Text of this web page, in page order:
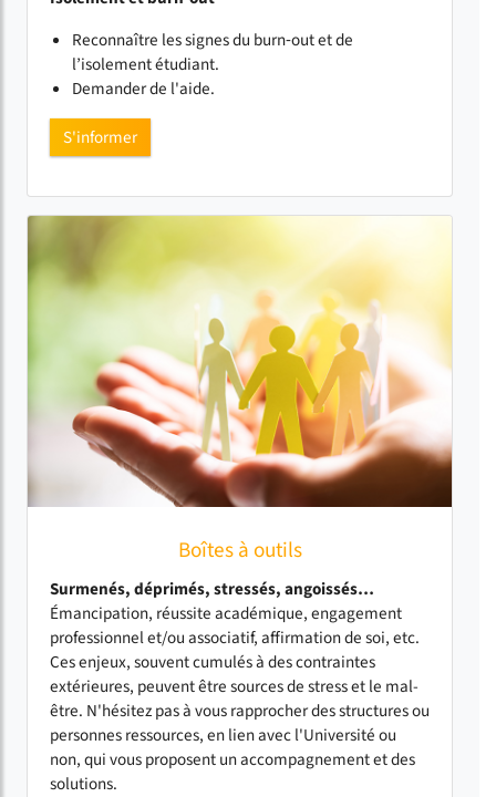
Reconnaître les signes du burn‑out et de
l’isolement étudiant.
Demander de l'aide.
S'informer
Boîtes à outils
Surmenés, déprimés, stressés, angoissés…
Émancipation, réussite académique, engagement
professionnel et/ou associatif, affirmation de soi, etc.
Ces enjeux, souvent cumulés à des contraintes
extérieures, peuvent être sources de stress et le mal-
être. N'hésitez pas à vous rapprocher des structures ou
personnes ressources, en lien avec l'Université ou
non, qui vous proposent un accompagnement et des
solutions.